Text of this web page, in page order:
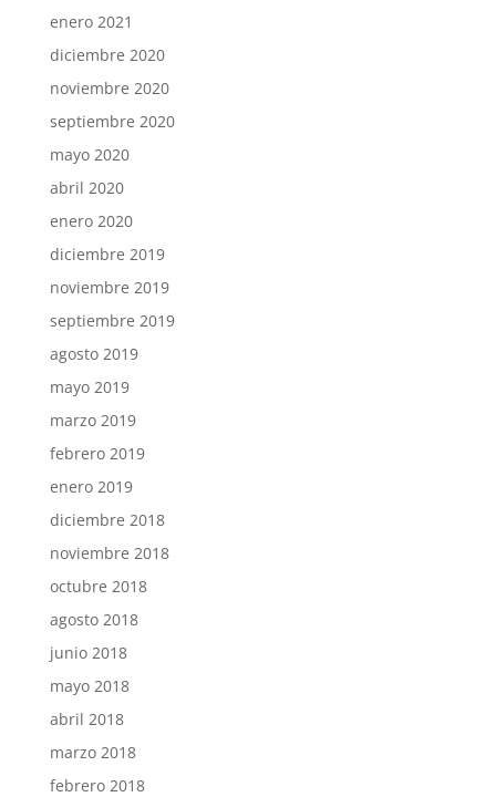
enero 2021
diciembre 2020
noviembre 2020
septiembre 2020
mayo 2020
abril 2020
enero 2020
diciembre 2019
noviembre 2019
septiembre 2019
agosto 2019
mayo 2019
marzo 2019
febrero 2019
enero 2019
diciembre 2018
noviembre 2018
octubre 2018
agosto 2018
junio 2018
mayo 2018
abril 2018
marzo 2018
febrero 2018